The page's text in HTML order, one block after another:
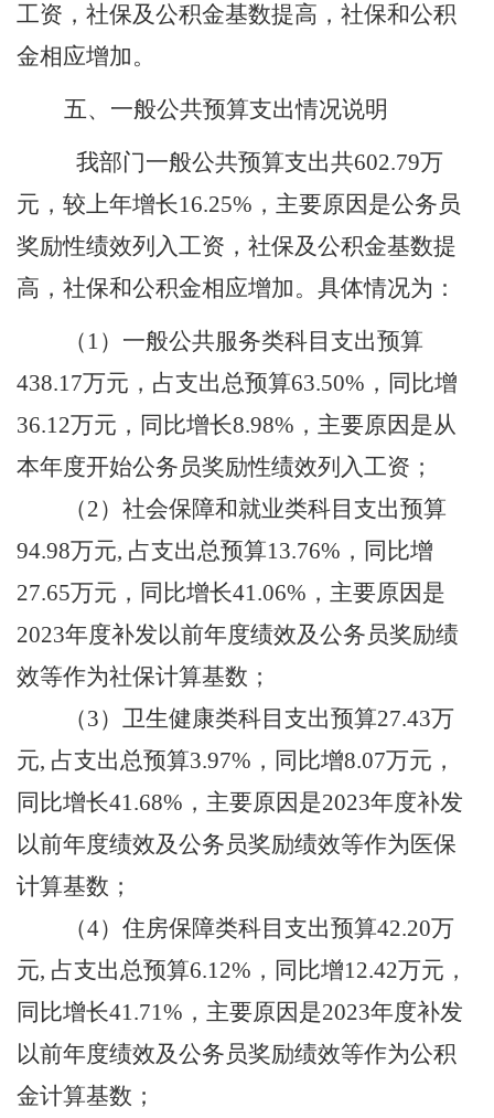
工资，社保及公积金基数提高，社保和公积
金相应增加。
五、一般公共预算支出情况说明
我部门一般公共预算支出共602.79万
元，较上年增长16.25%，主要原因是公务员
奖励性绩效列入工资，社保及公积金基数提
高，社保和公积金相应增加。具体情况为：
（ 1）一般公共服务类科目支出预算
438.17万元，占支出总预算63.50%， 同比增
36.12万元，同比增长8.98%，主要原因是从
本年度开始公务员奖励性绩效列入工资 ；
（2）社会保障和就业类科目支出预算
94.98万元, 占支出总预算13.76%， 同比增
27.65万元，同比增长41.06%，主要原因是
2023年度补发以前年度绩效及公务员奖励绩
效等作为社保计算基数 ；
（3）卫生健康类科目支出预算27.43万
元, 占支出总预算3.97%， 同比增8.07万元，
同比增长41.68%，主要原因是2023年度补发
以前年度绩效及公务员奖励绩效等作为医保
计算基数 ；
（4）住房保障类科目支出预算42.20万
元, 占支出总预算6.12%， 同比增12.42万元，
同比增长41.71%，主要原因是2023年度补发
以前年度绩效及公务员奖励绩效等作为公积
金计算基数 ；